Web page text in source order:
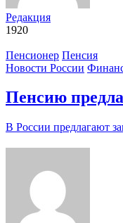
Редакция
1920
Пенсионер Пенсия
Новости России
Пенсию
В России предлагают